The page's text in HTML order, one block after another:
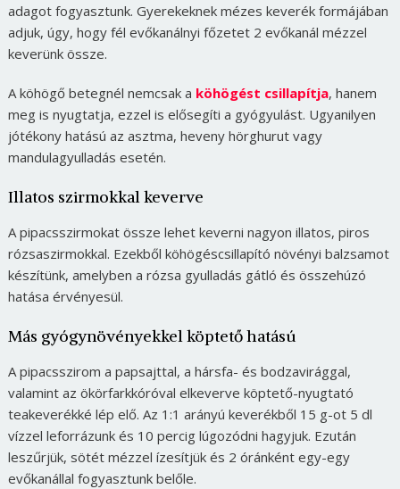
adagot fogyasztunk. Gyerekeknek mézes keverék formájában
adjuk, úgy, hogy fél evőkanálnyi főzetet 2 evőkanál mézzel
keverünk össze.
A köhögő betegnél nemcsak a köhögést csillapítja, hanem
meg is nyugtatja, ezzel is elősegíti a gyógyulást. Ugyanilyen
jótékony hatású az asztma, heveny hörghurut vagy
mandulagyulladás esetén.
Illatos szirmokkal keverve
A pipacsszirmokat össze lehet keverni nagyon illatos, piros
rózsaszirmokkal. Ezekből köhögéscsillapító növényi balzsamot
készítünk, amelyben a rózsa gyulladás gátló és összehúzó
hatása érvényesül.
Más gyógynövényekkel köptető hatású
A pipacsszirom a papsajttal, a hársfa- és bodzavirággal,
valamint az ökörfarkkóróval elkeverve köptető-nyugtató
teakeverékké lép elő. Az 1:1 arányú keverékből 15 g-ot 5 dl
vízzel leforrázunk és 10 percig lúgozódni hagyjuk. Ezután
leszűrjük, sötét mézzel ízesítjük és 2 óránként egy-egy
evőkanállal fogyasztunk belőle.